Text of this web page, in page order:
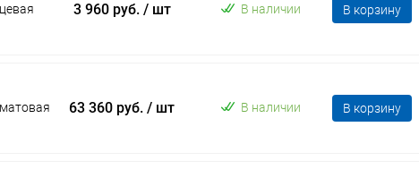
3 960 руб. / шт В наличии В корзину
63 360 руб. / шт В наличии В корзину